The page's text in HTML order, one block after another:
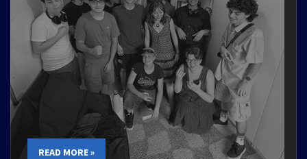
READ MORE »